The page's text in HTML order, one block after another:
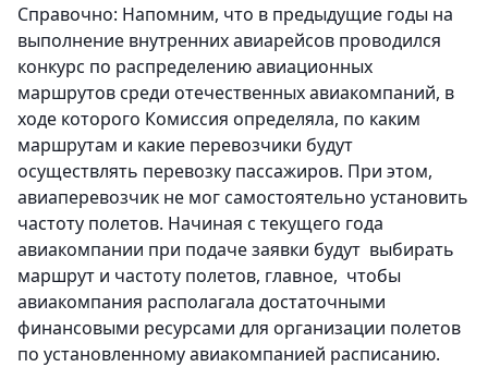
Справочно: Напомним, что в предыдущие годы на
выполнение внутренних авиарейсов проводился
конкурс по распределению авиационных
маршрутов среди отечественных авиакомпаний, в
ходе которого Комиссия определяла, по каким
маршрутам и какие перевозчики будут
осуществлять перевозку пассажиров. При этом,
авиаперевозчик не мог самостоятельно установить
частоту полетов. Начиная с текущего года
авиакомпании при подаче заявки будут выбирать
маршрут и частоту полетов, главное, чтобы
авиакомпания располагала достаточными
финансовыми ресурсами для организации полетов
по установленному авиакомпанией расписанию.